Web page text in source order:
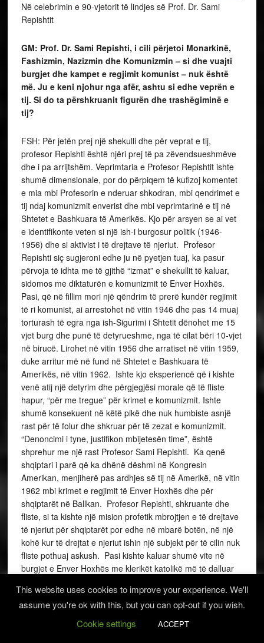
Në celebrimin e 90-vjetorit të lindjes së Prof. Dr. Sami
Repishtit
GM: Prof. Dr. Sami Repishti, i cili përjetoi Monarkinë,
Fashizmin, Nazizmin dhe Komunizmin – si dhe vuajti
burgjet dhe kampet e regjimit komunist – nuk është
më. Ju e keni njohur nga afër, ashtu si edhe veprën e
tij. Si do ta përshkruanit figurën dhe trashëgiminë e
tij?
FSH: Për jetën prej një shekulli dhe për veprat e tij,
profesor Repishti është njëri prej të pa zëvendsueshmëve
dhe i pa arrijtshëm. Veprimtaria e Profesor Repishtit ishte
shumë dimensionale, por do përpiqem të kufizoj komentet
e mia mbi Profesorin e nderuar shkodran, mbi qendrimet e
tij ndaj komunizmit enverist dhe mbi veprimtarinë e tij në
Shtetet e Bashkuara të Amerikës. Kjo për arsyen se ai vet
e identifikonte veten si një ish-i burgosur politik (1946-
1956) dhe si aktivist i të drejtave të njeriut. Profesor
Repishti siç sugjeroni edhe ju në pyetjen tuaj, ka pasur
përvoja të idhta me të gjithë “izmat” e shekullit të kaluar,
sidomos me diktaturën e komunizmit të Enver Hoxhës.
Pasi, që në fillim mori një qëndrim të prerë kundër regjimit
të ri komunist, ai arrestohet në vitin 1946 dhe pas 14 muaj
torturash të egra nga ish-Sigurimi i Shtetit dënohet me 15
vjet burg dhe punë të detyrueshme, nga të cilat bëri 10-vjet
në birucë. Lirohet në vitin 1956 dhe arratiset në vitin 1959,
duke arritur më në fund në Shtetet e Bashkuara të
Amerikës, në vitin 1962. Ishte kjo eksperiencë që i kishte
venë atij një detyrim dhe përgjegjësi morale që të fliste
hapur, “për me tregue” për krimet e komunizmit. Ishte
shumë konsekuent në këtë pikë dhe nuk humbiste asnjë
rast për të folur dhe shkruar për të zezat e komunizmit.
“Denoncimi i tyne, justifikon mbijetesën time”, është
shprehur me një rast Profesor Sami Repishti. Ka qenë
shqiptari i parë që ka dhënë dëshmi në Kongresin
Amerikan, menjiherë pas ardhjes së tij në Amerikë, në vitin
1962 mbi krimet e regjimit të Enver Hoxhës dhe për
shqiptarët në Ballkan. Profesor Repishti, shkruante dhe
fliste, si ta kishte një mision profetik mbrojtjen e të drejtave
të njeriut për shqiptarët por edhe në mbarë botën, në një
kohë kur të drejtat e njeriut ishin një subjekt për të cilin nuk
fliste pothuaj askush. Pasi kishte kaluar shumë vite në
burgjet e Enver Hoxhës me klerikët katolikë më të dalluar
me ‘ta — me të cilët kishte përjetuar ferrin në burgjet
komuniste të Shqipërisë. Të shumtë janë artikujt, madje
edhe libra të Profesor Repishtit kushtuar vuajtjeve dhe
This website uses cookies to improve your experience. We'll
assume you're ok with this, but you can opt-out if you wish.
Cookie settings
ACCEPT